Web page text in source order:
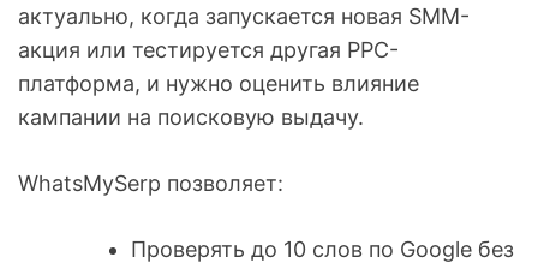
актуально, когда запускается новая SMM-
акция или тестируется другая PPC-
платформа, и нужно оценить влияние
кампании на поисковую выдачу.
WhatsMySerp позволяет:
Проверять до 10 слов по Google без